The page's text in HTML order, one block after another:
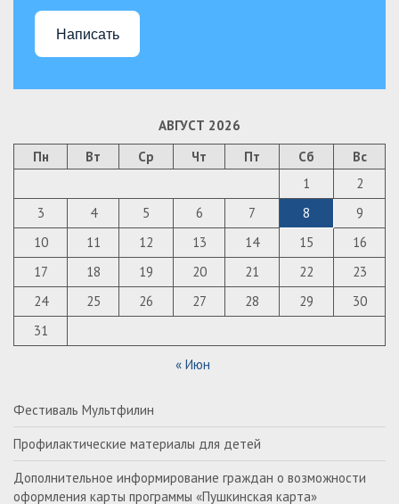
Написать
АВГУСТ 2026
Пн
Вт Ср Чт Пт Сб
Вс
1
2
3
4 5 6 7 8
9
10
11 12 13 14 15
16
17
18 19 20 21 22
23
24
25 26 27 28 29
30
31
« Июн
Фестиваль Мультфилин
Профилактические материалы для детей
Дополнительное информирование граждан о возможности
оформления карты программы «Пушкинская карта»